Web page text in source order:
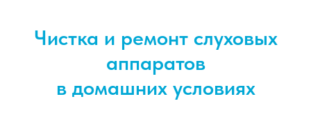
Чистка и ремонт слуховых
аппаратов
в домашних условиях